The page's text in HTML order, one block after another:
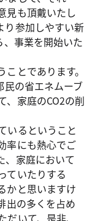
見も頂戴いたし
り参加しやすい新
事業を開始いた
とであります。
民の省エネムーブ
、家庭のCO2の削
いるということ
率にも熱心でご
、家庭において
ていたりする
かと思いますけ
出の多くを占め
いて、是非、